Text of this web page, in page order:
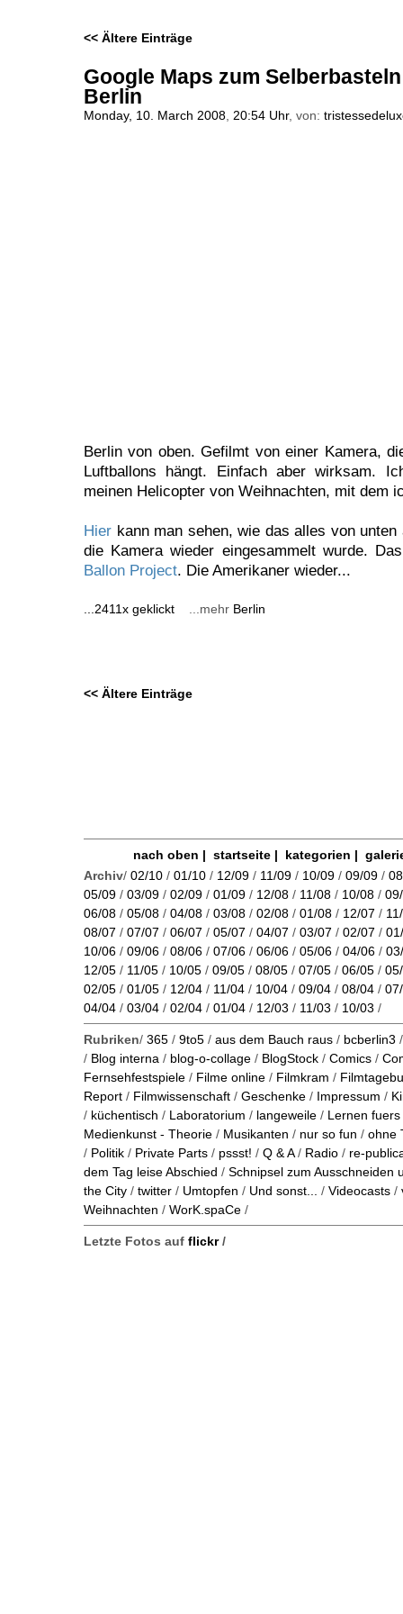
<< Ältere Einträge
Google Maps zum
Berlin
Monday, 10. March 2008, 20:54 Uhr, von:
Berlin von oben. Gefilmt von einer Kamera,
Luftballons hängt. Einfach aber wirksam.
meinen Helicopter von Weihnachten, mit dem
Hier kann man sehen, wie das alles von
die Kamera wieder eingesammelt wurde.
Ballon Project. Die Amerikaner wieder...
...2411x geklickt ...mehr Berlin
<< Ältere Einträge
nach oben | startseite| kategorien |
Archiv/ 02/10 / 01/10 / 12/09 / 11/09 / 10/09 / 09/09 /
05/09 / 03/09 / 02/09 / 01/09 / 12/08 / 11/08 / 10/08 /
06/08 / 05/08 / 04/08 / 03/08 / 02/08 / 01/08 / 12/07 /
08/07 / 07/07 / 06/07 / 05/07 / 04/07 / 03/07 / 02/07 /
10/06 / 09/06 / 08/06 / 07/06 / 06/06 / 05/06 / 04/06 /
12/05 / 11/05 / 10/05 / 09/05 / 08/05 / 07/05 / 06/05 /
02/05 / 01/05 / 12/04 / 11/04 / 10/04 / 09/04 / 08/04 /
04/04 / 03/04 / 02/04 / 01/04 / 12/03 / 11/03 / 10/03 /
Rubriken/ 365 / 9to5 / aus dem Bauch raus / bcberlin3
/ Blog interna / blog-o-collage / BlogStock / Comics /
Fernsehfestspiele / Filme online / Filmkram /
Report / Filmwissenschaft / Geschenke / Impressum /
/ küchentisch / Laboratorium / langeweile / Lernen
Medienkunst - Theorie / Musikanten / nur so fun / ohne
/ Politik / Private Parts / pssst! / Q & A/ Radio / re-
dem Tag leise Abschied / Schnipsel zum Ausschneiden
the City / twitter / Umtopfen / Und sonst... / Videocasts /
Weihnachten / WorK.spaCe /
Letzte Fotos auf flickr/